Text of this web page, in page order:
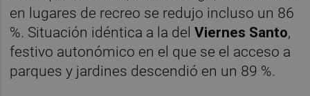
en lugares de recreo se redujo incluso un 86
%. Situación idéntica a la delViernes Santo,
festivo autonómico en el que se el acceso a
parques y jardines descendió en un 89 %.